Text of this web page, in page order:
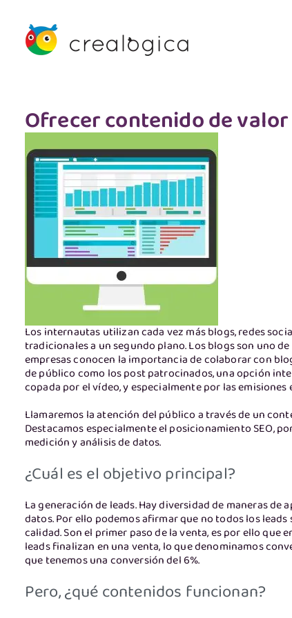
Ofrecer contenido de
Los internautas utilizan cada vez más blogs, redes
tradicionales a un segundo plano. Los blogs son uno
empresas conocen la importancia de colaborar con
de público como los post patrocinados, una opción
copada por el vídeo, y especialmente por las emisiones
Llamaremos la atención del público a través de un
Destacamos especialmente el posicionamiento SEO,
medición y análisis de datos.
¿Cuál es el objetivo principal?
La generación de leads. Hay diversidad de maneras
datos. Por ello podemos afirmar que no todos los
calidad. Son el primer paso de la venta, es por ello
leads finalizan en una venta, lo que denominamos
que tenemos una conversión del 6%.
Pero, ¿qué contenidos funcionan?